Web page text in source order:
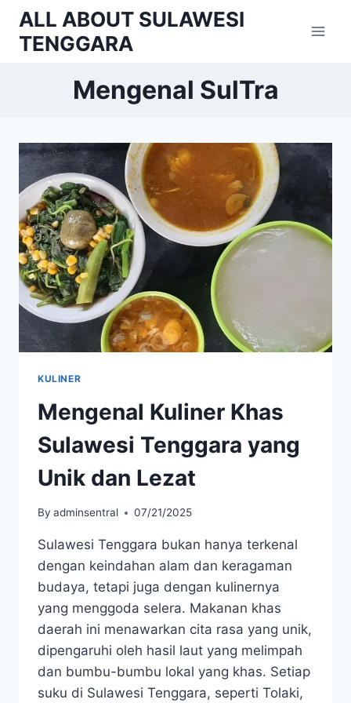
Skip
content
ALL ABOUT SULAWESI
TENGGARA
Mengenal SulTra
KULINER
Mengenal Kuliner Khas
Sulawesi Tenggara yang
Unik dan Lezat
By adminsentral 07/21/2025
Sulawesi Tenggara bukan hanya terkenal
dengan keindahan alam dan keragaman
budaya, tetapi juga dengan kulinernya
yang menggoda selera. Makanan khas
daerah ini menawarkan cita rasa yang unik,
dipengaruhi oleh hasil laut yang melimpah
dan bumbu-bumbu lokal yang khas. Setiap
suku di Sulawesi Tenggara, seperti Tolaki,